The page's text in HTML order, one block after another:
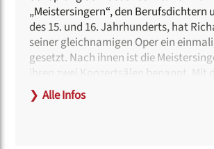
„Meistersingern“, den Berufsdichtern
des 15. und 16. Jahrhunderts, hat
seiner gleichnamigen Oper ein
gesetzt. Nach ihnen ist die
ihren zwei Konzertsälen benannt. Mit
Fertigstellung im Jahr 1963 erhielt
die einmalige Steinmeyer-Orgel, die
❯ Alle Infos